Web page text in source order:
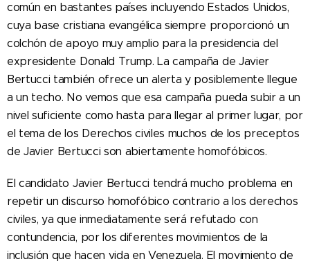
común en bastantes países incluyendo Estados Unidos,
cuya base cristiana evangélica siempre proporcionó un
colchón de apoyo muy amplio para la presidencia del
expresidente Donald Trump. La campaña de Javier
Bertucci también ofrece un alerta y posiblemente llegue
a un techo. No vemos que esa campaña pueda subir a un
nivel suficiente como hasta para llegar al primer lugar, por
el tema de los Derechos civiles muchos de los preceptos
de Javier Bertucci son abiertamente homofóbicos.
El candidato Javier Bertucci tendrá mucho problema en
repetir un discurso homofóbico contrario a los derechos
civiles, ya que inmediatamente será refutado con
contundencia, por los diferentes movimientos de la
inclusión que hacen vida en Venezuela. El movimiento de